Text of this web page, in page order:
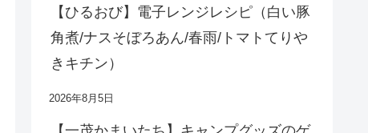
【ひるおび】電子レンジレシピ（白い豚
角煮/ナスそぼろあん/春雨/トマトてりや
きキチン）
2026年8月5日